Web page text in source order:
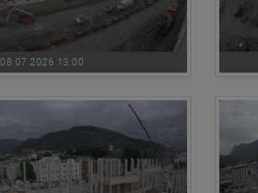
08.07.2026 13:00